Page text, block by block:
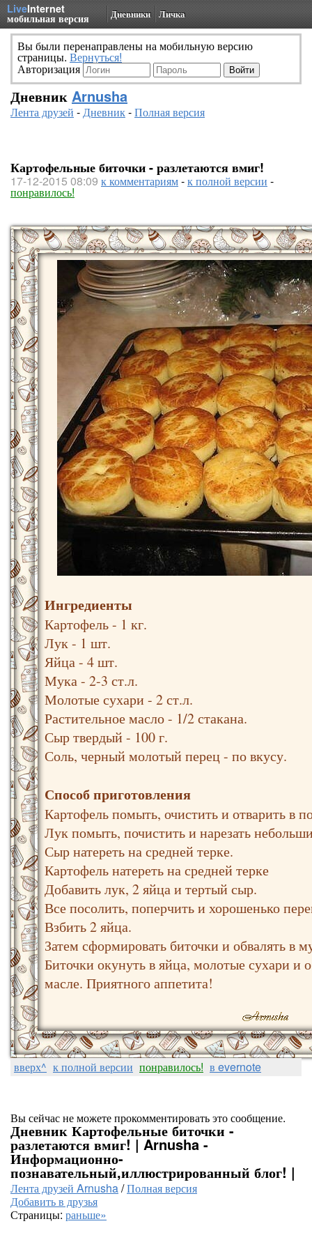
LiveInternet
мобильная версия Дневники Личка
Вы были перенаправлены на мобильную версию
страницы. Вернуться!
Авторизация
Дневник Arnusha
Лента друзей -Дневник-Полная версия
Картофельные биточки - разлетаются вмиг!
17-12-2015 08:09 к комментариям-к полной версии -
понравилось!
Ингредиенты
Картофель - 1 кг.
Лук - 1 шт.
Яйца - 4 шт.
Мука - 2-3 ст.л.
Молотые сухари - 2 ст.л.
Растительное масло - 1/2 стакана.
Сыр твердый - 100 г.
Соль, черный молотый перец - по вкусу.
Способ приготовления
Картофель помыть, очистить и отварить в
Лук помыть, почистить и нарезать
Сыр натереть на средней терке.
Картофель натереть на средней терке
Добавить лук, 2 яйца и тертый сыр.
Все посолить, поперчить и хорошенько
Взбить 2 яйца.
Затем сформировать биточки и обвалять в
Биточки окунуть в яйца, молотые сухари и
масле. Приятного аппетита!
вверх^ к полной версии понравилось! в evernote
Вы сейчас не можете прокомментировать это сообщение.
Дневник Картофельные биточки -
разлетаются вмиг! | Arnusha -
Информационно-
познавательный,иллюстрированный блог! |
Лента друзей Arnusha/Полная версия
Добавить в друзья
Страницы: раньше»